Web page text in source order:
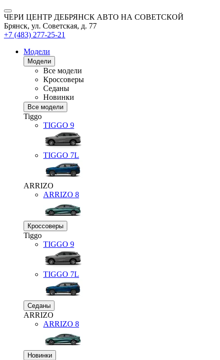
ЧЕРИ ЦЕНТР ДЕБРЯНСК АВТО НА СОВЕТСКОЙ
Брянск, ул. Советская, д. 77
+7 (483) 277-25-21
Модели
Модели
Все модели
Кроссоверы
Седаны
Новинки
Все модели
Tiggo
TIGGO 9
TIGGO 7L
ARRIZO
ARRIZO 8
Кроссоверы
Tiggo
TIGGO 9
TIGGO 7L
Седаны
ARRIZO
ARRIZO 8
Новинки